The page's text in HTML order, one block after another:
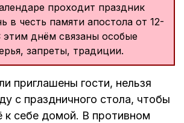
проходит праздник
в честь памяти апостола от 12-
днём связаны особые
запреты, традиции.
приглашены гости, нельзя
с праздничного стола, чтобы
к себе домой. В противном